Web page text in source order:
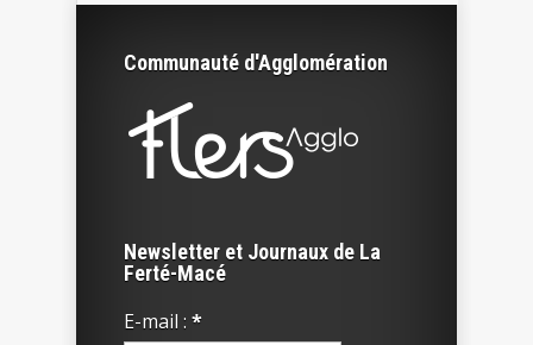
Communauté d'Agglomération
Newsletter et Journaux de La
Ferté-Macé
E-mail : *